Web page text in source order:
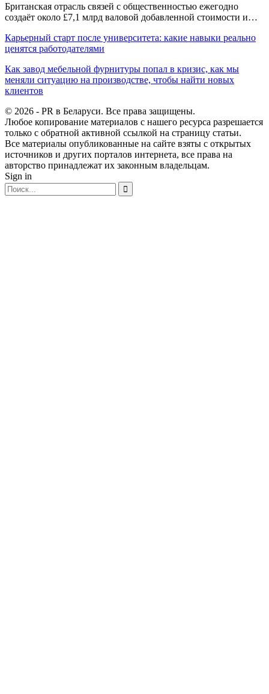
Британская отрасль связей с общественностью ежегодно
создаёт около £7,1 млрд валовой добавленной стоимости и…
Карьерный старт после университета: какие навыки реально
ценятся работодателями
Как завод мебельной фурнитуры попал в кризис, как мы
меняли ситуацию на производстве, чтобы найти новых
клиентов
© 2026 - PR в Беларуси. Все права защищены.
Любое копирование материалов с нашего ресурса разрешается
только с обратной активной ссылкой на страницу статьи.
Все материалы опубликованные на сайте взяты с открытых
источников и других порталов интернета, все права на
авторство принадлежат их законным владельцам.
Sign in